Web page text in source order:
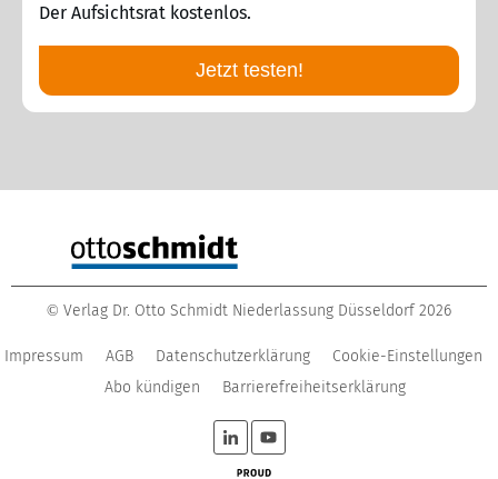
Der Aufsichtsrat kostenlos.
Jetzt testen!
© Verlag Dr. Otto Schmidt Niederlassung Düsseldorf 2026
Impressum AGB Datenschutzerklärung
Cookie-Einstellungen
Abo kündigen
Barrierefreiheitserklärung